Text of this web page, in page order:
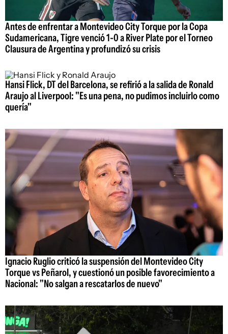
Antes de enfrentar a Montevideo City Torque por la Copa
Sudamericana, Tigre venció 1-0 a River Plate por el Torneo
Clausura de Argentina y profundizó su crisis
Hansi Flick, DT del Barcelona, se refirió a la salida de Ronald
Araujo al Liverpool: "Es una pena, no pudimos incluirlo como
quería"
Ignacio Ruglio criticó la suspensión del Montevideo City
Torque vs Peñarol, y cuestionó un posible favorecimiento a
Nacional: "No salgan a rescatarlos de nuevo"